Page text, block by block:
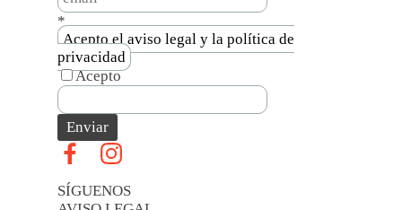
*
Acepto el aviso legal y la política de
privacidad
Acepto
SÍGUENOS